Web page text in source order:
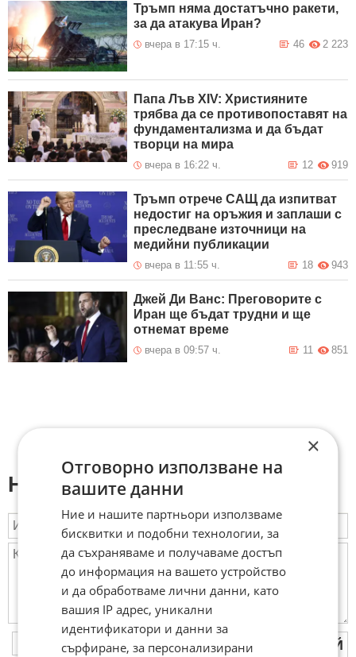
Тръмп няма достатъчно ракети,
за да атакува Иран?
вчера в 17:15 ч. 2 223
46
Папа Лъв XIV: Християните
трябва да се противопоставят на
фундаментализма и да бъдат
творци на мира
вчера в 16:22 ч. 919
12
Тръмп отрече САЩ да изпитват
недостиг на оръжия и заплаши с
преследване източници на
медийни публикации
вчера в 11:55 ч. 943
18
Джей Ди Ванс: Преговорите с
Иран ще бъдат трудни и ще
отнемат време
вчера в 09:57 ч. 851
11
Напиши коментар:
ПУБЛИКУВАЙ
×
Отговорно използване на
вашите данни
Ние и нашите партньори използваме
бисквитки и подобни технологии, за
да съхраняваме и получаваме достъп
до информация на вашето устройство
и да обработваме лични данни, като
вашия IP адрес, уникални
идентификатори и данни за
сърфиране, за персонализирани